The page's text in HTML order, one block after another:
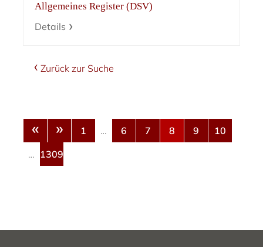
Allgemeines Register (DSV)
Details
Zurück zur Suche
« » 1 … 6 7 8 9
10
… 1309